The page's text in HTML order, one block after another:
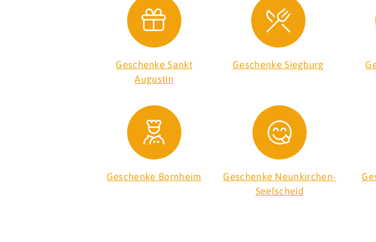
Geschenke Sankt
Augustin
Geschenke Siegburg
Geschenke Bornheim
Geschenke Neunkirchen-
Seelscheid